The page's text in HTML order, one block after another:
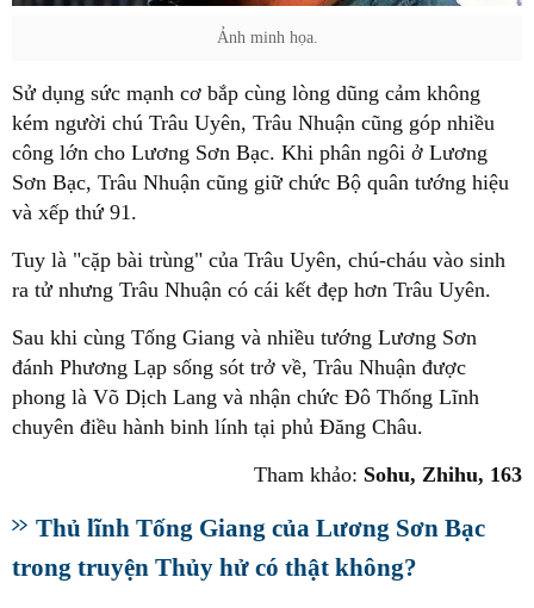
Ảnh minh họa.
Sử dụng sức mạnh cơ bắp cùng lòng dũng cảm không
kém người chú Trâu Uyên, Trâu Nhuận cũng góp nhiều
công lớn cho Lương Sơn Bạc. Khi phân ngôi ở Lương
Sơn Bạc, Trâu Nhuận cũng giữ chức Bộ quân tướng hiệu
và xếp thứ 91.
Tuy là "cặp bài trùng" của Trâu Uyên, chú-cháu vào sinh
ra tử nhưng Trâu Nhuận có cái kết đẹp hơn Trâu Uyên.
Sau khi cùng Tống Giang và nhiều tướng Lương Sơn
đánh Phương Lạp sống sót trở về, Trâu Nhuận được
phong là Võ Dịch Lang và nhận chức Đô Thống Lĩnh
chuyên điều hành binh lính tại phủ Đăng Châu.
Tham khảo: Sohu, Zhihu, 163
Thủ lĩnh Tống Giang của Lương Sơn Bạc
trong truyện Thủy hử có thật không?